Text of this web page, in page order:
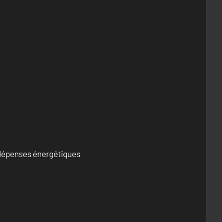
énergétiques